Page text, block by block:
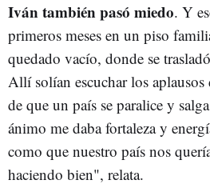
Iván también pasó miedo. Y
primeros meses en un piso
quedado vacío, donde se
Allí solían escuchar los
de que un país se paralice y
ánimo me daba fortaleza y
como que nuestro país nos
haciendo bien", relata.